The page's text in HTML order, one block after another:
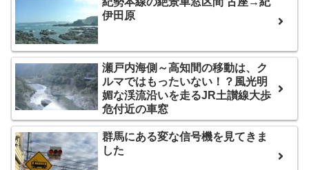
伊田原
瀬戸内海側～高知間の移動は、ク
ルマではもったいない！？風光明
媚な渓流沿いを走るJR土讃線大歩
危付近の車窓
群馬にある変な信号機を見てきま
した